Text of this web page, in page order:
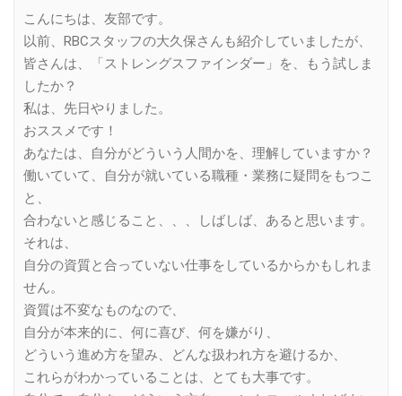
こんにちは、友部です。
以前、RBCスタッフの大久保さんも紹介していましたが、
皆さんは、「ストレングスファインダー」を、もう試しま
したか？
私は、先日やりました。
おススメです！
あなたは、自分がどういう人間かを、理解していますか？
働いていて、自分が就いている職種・業務に疑問をもつこ
と、
合わないと感じること、、、しばしば、あると思います。
それは、
自分の資質と合っていない仕事をしているからかもしれま
せん。
資質は不変なものなので、
自分が本来的に、何に喜び、何を嫌がり、
どういう進め方を望み、どんな扱われ方を避けるか、
これらがわかっていることは、とても大事です。